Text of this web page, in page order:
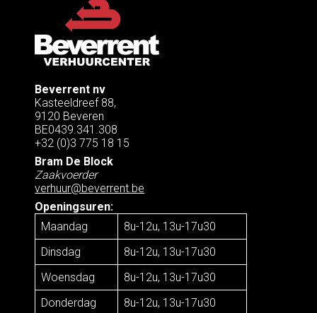
Beverrent nv
Kasteeldreef 88,
9120 Beveren
BE0439.341.308
+32 (0)3 775 18 15
Bram De Block
Zaakvoerder
verhuur@beverrent.be
Openingsuren:
Maandag
8u-12u, 13u-17u30
Dinsdag
8u-12u, 13u-17u30
Woensdag
8u-12u, 13u-17u30
Donderdag
8u-12u, 13u-17u30